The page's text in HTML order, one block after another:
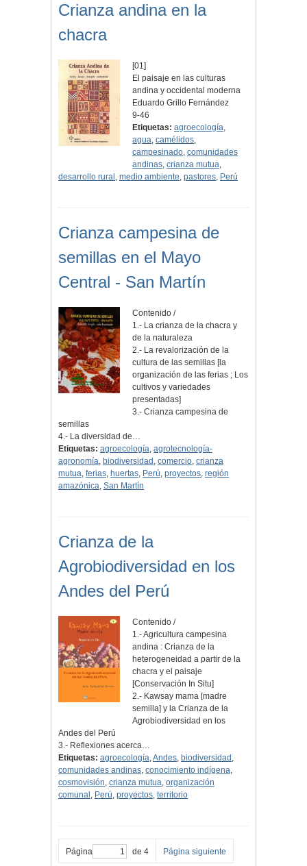
Crianza andina en la
chacra
[01]
El paisaje en las culturas
andina y occidental moderna
Eduardo Grillo Fernández
9-46
Etiquetas: agroecología,
agua,camélidos,
campesinado,comunidades
andinas,crianza mutua,
desarrollo rural , medio ambiente, pastores, Perú
Crianza campesina de
semillas en el Mayo
Central - San Martín
Contenido /
1.- La crianza de la chacra y
de la naturaleza
2.- La revalorización de la
cultura de las semillas [la
organización de las ferias ; Los
cultivos y variedades
presentadas]
3.- Crianza campesina de
semillas
4.- La diversidad de…
Etiquetas: agroecología, agrotecnología-
agronomía, biodiversidad , comercio, crianza
mutua, ferias, huertas, Perú, proyectos, región
amazónica, San Martín
Crianza de la
Agrobiodiversidad en los
Andes del Perú
Contenido /
1.- Agricultura campesina
andina : Crianza de la
heterogeneidad a partir de la
chacra y el paisaje
[Conservación In Situ]
2.- Kawsay mama [madre
semilla] y la Crianza de la
Agrobiodiversidad en los
Andes del Perú
3.- Reflexiones acerca…
Etiquetas: agroecología,Andes, biodiversidad ,
comunidades andinas, conocimiento indígena,
cosmovisión, crianza mutua, organización
comunal , Perú, proyectos, territorio
Página de 4 Página siguiente